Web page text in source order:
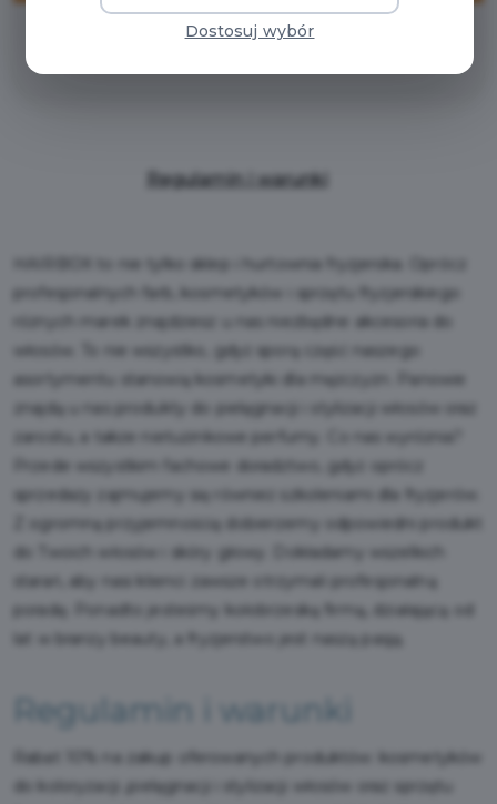
Regulamin i warunki
HAIRBOX to nie tylko sklep i hurtownia fryzjerska. Oprócz
profesjonalnych farb, kosmetyków i sprzętu fryzjerskiego
różnych marek znajdziesz u nas niezbędne akcesoria do
włosów. To nie wszystko, gdyż sporą część naszego
asortymentu stanowią kosmetyki dla mężczyzn. Panowie
znajdą u nas produkty do pielęgnacji i stylizacji włosów oraz
zarostu, a także nietuzinkowe perfumy. Co nas wyróżnia?
Przede wszystkim fachowe doradztwo, gdyż oprócz
sprzedaży zajmujemy się również szkoleniami dla fryzjerów.
Z ogromną przyjemnością dobierzemy odpowiedni produkt
do Twoich włosów i skóry głowy. Dokładamy wszelkich
starań, aby nasi klienci zawsze otrzymali profesjonalną
poradę. Ponadto jesteśmy kołobrzeską firmą, działającą od
lat w branży beauty, a fryzjerstwo jest naszą pasją.
Regulamin i warunki
Rabat 10% na zakup oferowanych produktów: kosmetyków
do koloryzacji ,pielęgnacji i stylizacji włosów oraz sprzętu
Dostosuj wybór